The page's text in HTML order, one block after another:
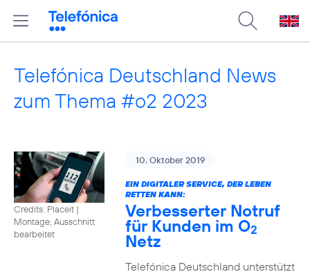
Telefónica Deutschland News
zum Thema #o2 2023
Credits: Placeit |
Montage, Ausschnitt
bearbeitet
10. Oktober 2019
EIN DIGITALER SERVICE, DER LEBEN
RETTEN KANN:
Verbesserter Notruf
für Kunden im O2
Netz
Telefónica Deutschland unterstützt